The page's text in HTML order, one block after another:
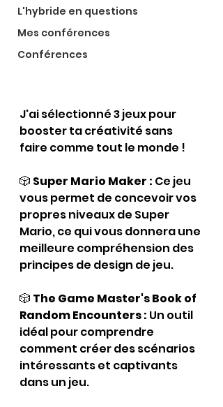
L'hybride en questions
Mes conférences
Conférences
J'ai sélectionné 3 jeux pour
booster ta créativité sans
faire comme tout le monde !
🎲 Super Mario Maker : Ce jeu
vous permet de concevoir vos
propres niveaux de Super
Mario, ce qui vous donnera une
meilleure compréhension des
principes de design de jeu.
🎲 The Game Master's Book of
Random Encounters : Un outil
idéal pour comprendre
comment créer des scénarios
intéressants et captivants
dans un jeu.